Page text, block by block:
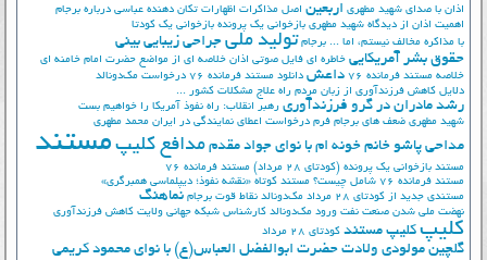
اذان با صدای شهید مطهری اربعین اصل مذاکرات اظهارات تکان دهنده عباسی درباره برجام
اهمیت اذان از دیدگاه شهید مطهری بازخوانی یک پرونده بازخوانی یک کودتا
با مذاکره مخالف نیستم، اما ... برجام تولید ملی جراحی زیبایی بینی
حقوق بشر آمریکایی خاطره ای فایل صوتی اذان خلاصه ای از مواضع حضرت امام خامنه ای
خلاصه مستند فرمانده 76
داعش دانلود مستند فرمانده 76
درخواست مک‌دونالد
دلایل کاهش فرزندآوری از زبان مردم راه علاج مشکلات کشور ...
رشد مادران در گرو فرزندآوری رهبر انقلاب: راه نفوذ آمریکا را خواهیم بست
شهید مطهری ضعف های برجام فرم درخواست اعطای نمایندگی در ایران محمد مطهری
مداحی پاشو خانم خونه ام با نوای جواد مقدم مدافع کلیپ مستند
مستند بازخوانی یک پرونده (کودتای 28 مرداد)
مستند فرمانده 76
مستند فرمانده 76 شامل چیست؟
مستند کوتاه «نقشه نفوذ؛ دیپلماسی همبرگری»
مستندی جدید از کودتای 28 مرداد
مک‌دونالد نقاط قوت برجام نماهنگ
نهضت ملي شدن صنعت نفت ورود مک‌دونالد کارشناس شبکه جهانی ولایت کاهش فرزندآوری
کلیپ کلیپ مستند کودتای 28 مرداد
گلچین مولودی ولادت حضرت ابوالفضل العباس(ع) با نوای محمود کریمی